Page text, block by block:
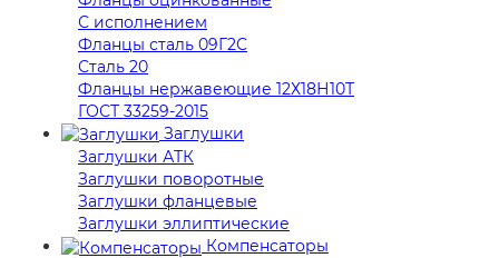
С исполнением
Фланцы сталь 09Г2С
Сталь 20
Фланцы нержавеющие 12Х18Н10Т
ГОСТ 33259-2015
Заглушки
Заглушки АТК
Заглушки поворотные
Заглушки фланцевые
Заглушки эллиптические
Компенсаторы